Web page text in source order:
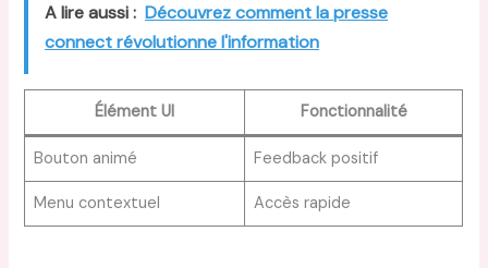
A lire aussi : Découvrez comment la presse
connect révolutionne l'information
Élément UI Fonctionnalité
Bouton animé Feedback positif
Menu contextuel Accès rapide